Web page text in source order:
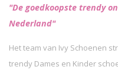
"De goedkoopste trendy
Nederland"
Het team van Ivy Schoenen
trendy Dames en Kinder